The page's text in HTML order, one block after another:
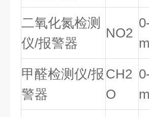
二氧化氮检测
仪/报警器
NO2
m
甲醛检测仪/报
警器
CH2
O
m